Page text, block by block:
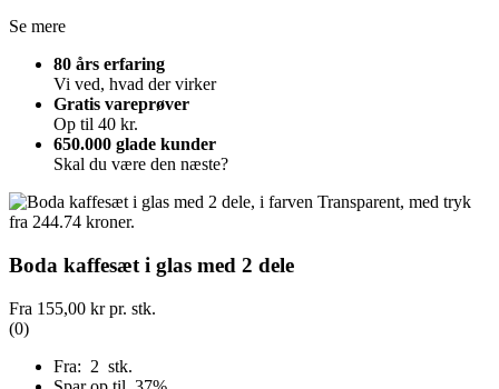
Se mere
80 års erfaring
Vi ved, hvad der virker
Gratis vareprøver
Op til 40 kr.
650.000 glade kunder
Skal du være den næste?
Boda kaffesæt i glas med 2 dele
Fra 155,00 krpr. stk.
(0)
Fra: 2 stk.